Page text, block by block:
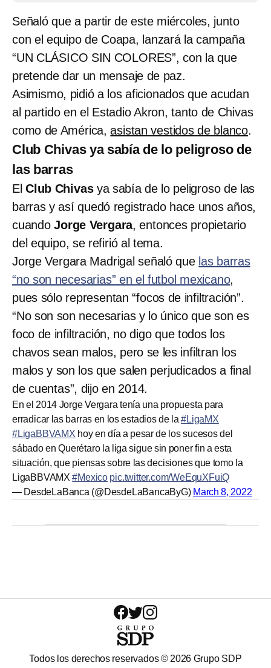
Señaló que a partir de este miércoles, junto
con el equipo de Coapa, lanzará la campaña
“UN CLÁSICO SIN COLORES”, con la que
pretende dar un mensaje de paz.
Asimismo, pidió a los aficionados que acudan
al partido en el Estadio Akron, tanto de Chivas
como de América,asistan vestidos de blanco.
Club Chivas ya sabía de lo peligroso de
las barras
El Club Chivas ya sabía de lo peligroso de las
barras y así quedó registrado hace unos años,
cuandoJorge Vergara, entonces propietario
del equipo, se refirió al tema.
Jorge Vergara Madrigal señaló que las barras
“no son necesarias” en el futbol mexicano,
pues sólo representan “focos de infiltración”.
“No son son necesarias y lo único que son es
foco de infiltración, no digo que todos los
chavos sean malos, pero se les infiltran los
malos y son los que salen perjudicados a final
de cuentas”, dijo en 2014.
En el 2014 Jorge Vergara tenía una propuesta para
erradicar las barras en los estadios de la#LigaMX
#LigaBBVAMX hoy en día a pesar de los sucesos del
sábado en Querétaro la liga sigue sin poner fin a esta
situación, que piensas sobre las decisiones que tomo la
LigaBBVAMX#Mexico pic.twitter.com/WeEquXFuiQ
— DesdeLaBanca (@DesdeLaBancaByG) March 8, 2022
Todos los derechos reservados © 2026 Grupo SDP